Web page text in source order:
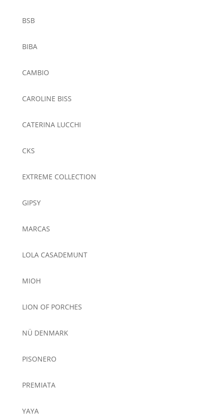
BSB
BIBA
CAMBIO
CAROLINE BISS
CATERINA LUCCHI
CKS
EXTREME COLLECTION
GIPSY
MARCAS
LOLA CASADEMUNT
MIOH
LION OF PORCHES
NÜ DENMARK
PISONERO
PREMIATA
YAYA